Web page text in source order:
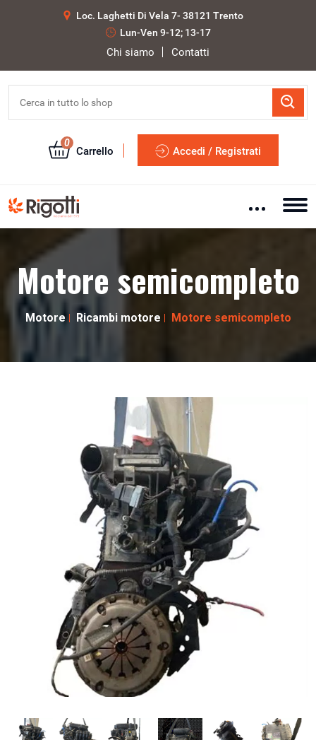
Loc. Laghetti Di Vela 7- 38121 Trento
Lun-Ven 9-12; 13-17
Chi siamo Contatti
0
Carrello Accedi / Registrati
Motore semicompleto
Motore Ricambi motore Motore semicompleto